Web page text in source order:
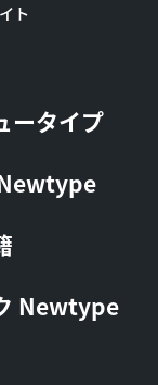
ト
ータイプ
Newtype